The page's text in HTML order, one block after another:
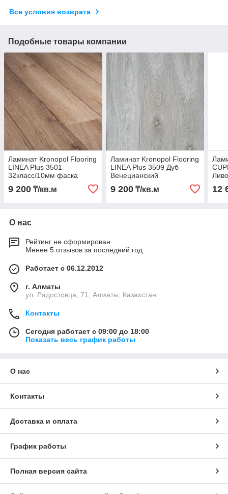
Все условия возврата
Подобные товары компании
Ламинат Kronopol Flooring
LINEA Plus 3501
32класс/10мм фаска
(узкая доска)
9 200 ₸/кв.м
Ламинат Kronopol Flooring
LINEA Plus 3509 Дуб
Венецианский
32класс/10мм фаска
(узкая доска)
9 200₸/кв.м 12
О нас
Рейтинг не сформирован
Менее 5 отзывов за последний год
Работает с 06.12.2012
г. Алматы
ул. Радостовца, 71, Алматы, Казахстан
Контакты
Сегодня работает с 09:00 до 18:00
Показать весь график работы
О нас
Контакты
Доставка и оплата
График работы
Полная версия сайта